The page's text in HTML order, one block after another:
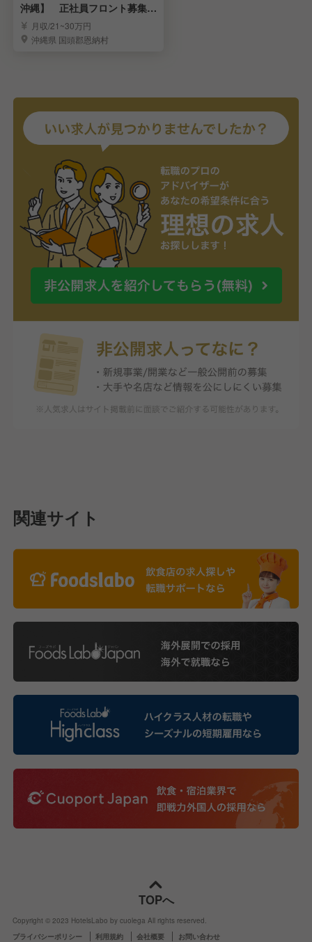
沖縄】 正社員フロント募集！
恩納村
月収/21~30万円
沖縄県 国頭郡恩納村
関連サイト
TOPへ
Copyright © 2023 HotelsLabo by cuolega All rights reserved.
プライバシーポリシー
利用規約 会社概要 お問い合わせ